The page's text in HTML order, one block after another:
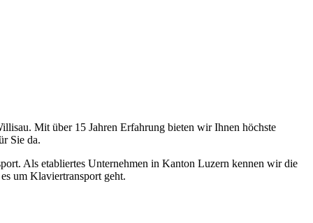
Mit über 15 Jahren Erfahrung bieten wir Ihnen höchste
Sie da.
Als etabliertes Unternehmen in Kanton Luzern kennen wir die
um Klaviertransport geht.